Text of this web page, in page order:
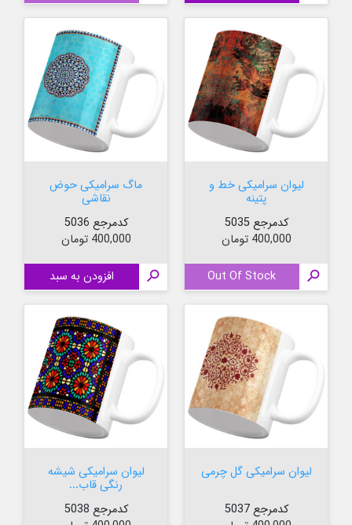
لیوان سرامیکی خط و
پتینه
کدمرجع 5035
قیمت
400,000 تومان

Out Of Stock
ماگ سرامیکی حوض
نقاشی
کدمرجع 5036
قیمت
400,000 تومان
 افزودن به سبد
لیوان سرامیکی گل چرمی
کدمرجع 5037
لیوان سرامیکی شیشه
رنگی قاب...
کدمرجع 5038